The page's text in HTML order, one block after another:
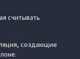
считывать
создающие